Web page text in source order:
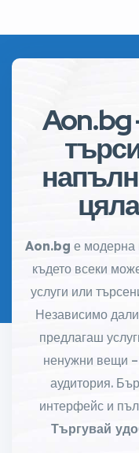
Aon.bg
Aon.bg е модерна
където всеки
услуги или
Независимо
предлагаш
ненужни вещи
аудитория.
интерфейс и
Търгувай